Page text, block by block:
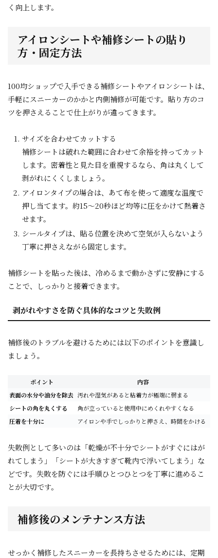
く向上します。
アイロンシートや補修シートの貼り
方・固定方法
100均ショップで入手できる補修シートやアイロンシートは、
手軽にスニーカーのかかと内側補修が可能です。貼り方のコ
ツを押さえることで仕上がりが違ってきます。
サイズを合わせてカットする
補修シートは破れた範囲に合わせて余裕を持ってカット
します。密着性と見た目を重視するなら、角は丸くして
剥がれにくくしましょう。
アイロンタイプの場合は、あて布を使って適度な温度で
押し当てます。約15〜20秒ほど均等に圧をかけて熱着さ
せます。
シールタイプは、貼る位置を決めて空気が入らないよう
丁寧に押さえながら固定します。
補修シートを貼った後は、冷めるまで動かさずに安静にする
ことで、しっかりと接着できます。
剥がれやすさを防ぐ具体的なコツと失敗例
補修後のトラブルを避けるためには以下のポイントを意識し
ましょう。
ポイント
内容
表面の水分や油分を除去 汚れや湿気があると粘着力が極端に弱まる
シートの角を丸くする
角が立っていると使用中にめくれやすくなる
圧着を十分に
アイロンや手でしっかりと押さえ、時間をかける
失敗例として多いのは「乾燥が不十分でシートがすぐにはが
れてしまう」「シートが大きすぎて靴内で浮いてしまう」な
どです。失敗を防ぐには手順ひとつひとつを丁寧に進めるこ
とが大切です。
補修後のメンテナンス方法
せっかく補修したスニーカーを長持ちさせるためには、定期